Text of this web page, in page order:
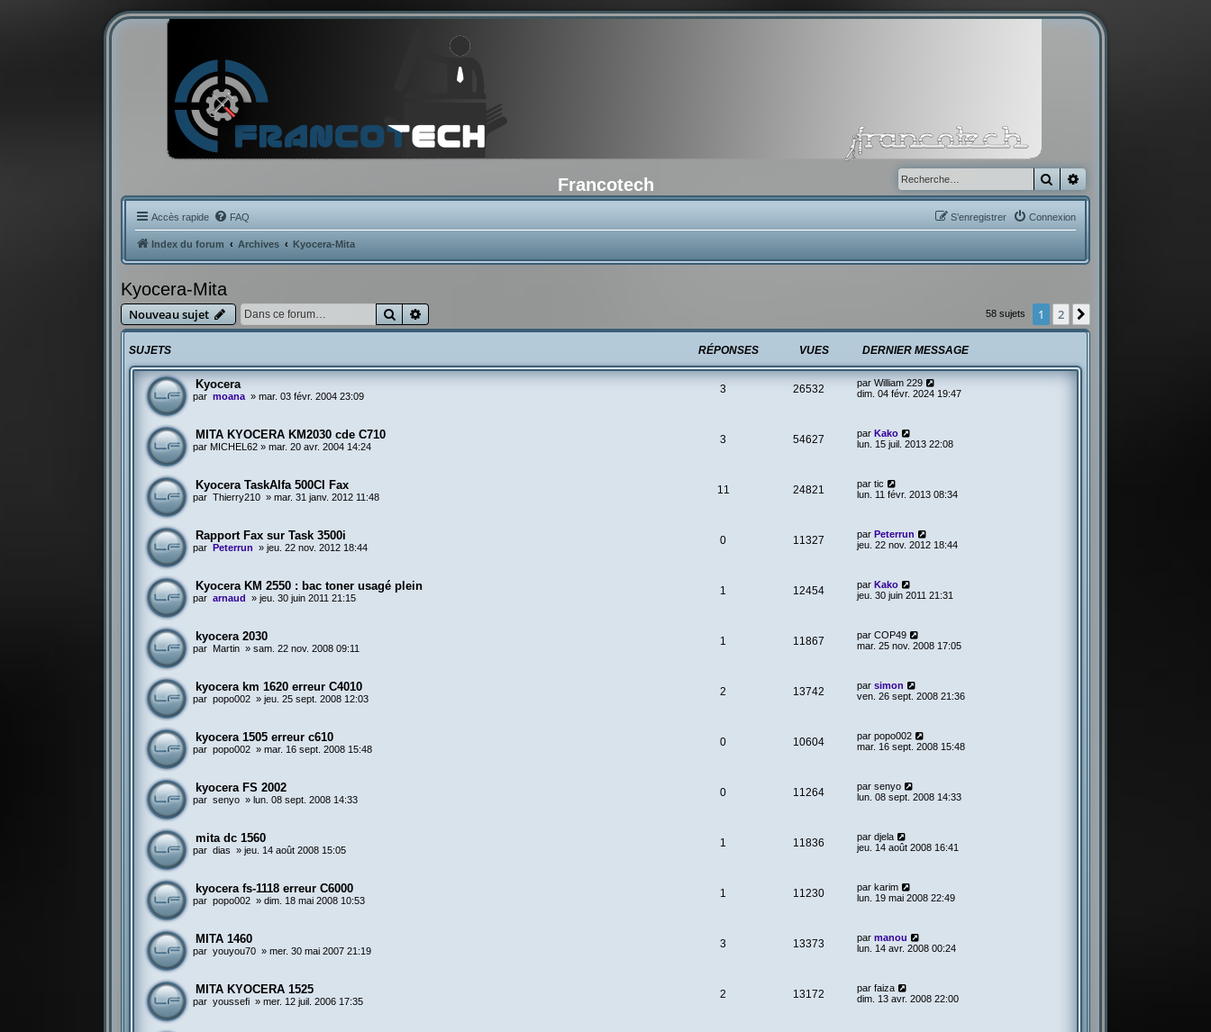
Francotech Rechercher
Accès rapide FAQ Connexion
S’enregistrer
Index du forum Archives Kyocera-Mita
Kyocera-Mita
Nouveau sujet Rechercher 58 sujets 1 2
SUJETS RÉPONSES VUES DERNIER MESSAGE
Kyocera
par moana »mar. 03 févr. 2004 23:09
3 26532 par William 229
dim. 04 févr. 2024 19:47
MITA KYOCERA KM2030 cde C710
par MICHEL62 »mar. 20 avr. 2004 14:24
3 54627 par Kako
lun. 15 juil. 2013 22:08
Kyocera TaskAlfa 500CI Fax
par Thierry210 »mar. 31 janv. 2012 11:48
11 24821 par tic
lun. 11 févr. 2013 08:34
Rapport Fax sur Task 3500i
par Peterrun »jeu. 22 nov. 2012 18:44
0 11327 par Peterrun
jeu. 22 nov. 2012 18:44
Kyocera KM 2550 : bac toner usagé plein
par arnaud »jeu. 30 juin 2011 21:15
1 12454 par Kako
jeu. 30 juin 2011 21:31
kyocera 2030
par Martin »sam. 22 nov. 2008 09:11
1 11867 par COP49
mar. 25 nov. 2008 17:05
kyocera km 1620 erreur C4010
par popo002 »jeu. 25 sept. 2008 12:03
2 13742 par simon
ven. 26 sept. 2008 21:36
kyocera 1505 erreur c610
par popo002 »mar. 16 sept. 2008 15:48
0 10604 par popo002
mar. 16 sept. 2008 15:48
kyocera FS 2002
par senyo » lun. 08 sept. 2008 14:33
0 11264 par senyo
lun. 08 sept. 2008 14:33
mita dc 1560
par dias »jeu. 14 août 2008 15:05
1 11836 par djela
jeu. 14 août 2008 16:41
kyocera fs-1118 erreur C6000
par popo002 »dim. 18 mai 2008 10:53
1 11230 par karim
lun. 19 mai 2008 22:49
MITA 1460
par youyou70 »mer. 30 mai 2007 21:19
3 13373 par manou
lun. 14 avr. 2008 00:24
MITA KYOCERA 1525
par youssefi »mer. 12 juil. 2006 17:35
2 13172 par faiza
dim. 13 avr. 2008 22:00